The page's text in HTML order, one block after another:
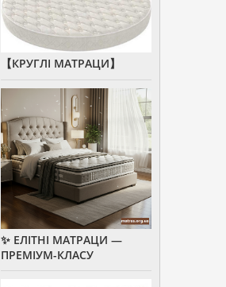
【КРУГЛІ МАТРАЦИ】
✨ ЕЛІТНІ МАТРАЦИ —
ПРЕМІУМ-КЛАСУ